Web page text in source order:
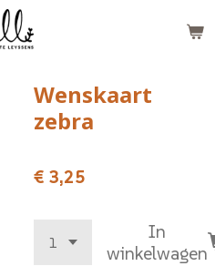
Wenskaart
zebra
€ 3,25
In
winkelwagen